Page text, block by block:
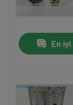
En